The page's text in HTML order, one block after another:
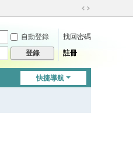
切
到
自動登錄
找回密碼
登錄 註冊
快捷導航